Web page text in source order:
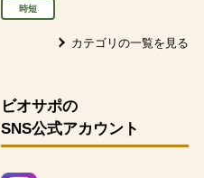
時短
カテゴリの一覧を見る
ビオサポの
SNS公式アカウント